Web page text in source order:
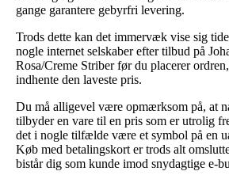
gange garantere gebyrfri levering.
Trods dette kan det immervæk vise sig
nogle internet selskaber efter tilbud på
Rosa/Creme Striber før du placerer
indhente den laveste pris.
Du må alligevel være opmærksom på, at
tilbyder en vare til en pris som er utrolig
det i nogle tilfælde være et symbol på en
Køb med betalingskort er trods alt
bistår dig som kunde imod snydagtige e-